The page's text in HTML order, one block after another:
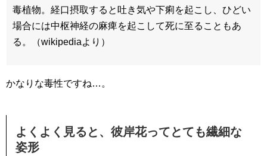
毒植物。経口摂取すると吐き気や下痢を起こし、ひどい
場合には中枢神経の麻痺を起こして死に至ることもあ
る。（wikipediaより）
かなりな毒性ですね…。
よくよく見ると、彼岸花ってとても繊細な
姿形